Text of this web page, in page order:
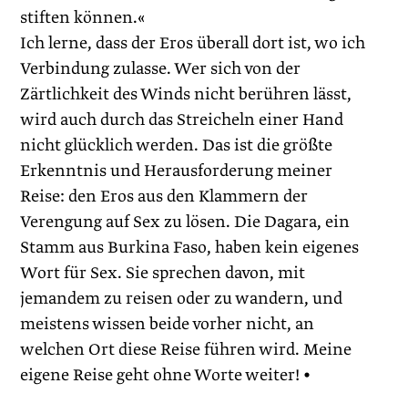
stiften können.«
Ich lerne, dass der Eros überall dort ist, wo ich
Verbindung zulasse. Wer sich von der
Zärtlichkeit des Winds nicht berühren lässt,
wird auch durch das Streicheln einer Hand
nicht glücklich werden. Das ist die größte
Erkenntnis und Herausforderung meiner
Reise: den Eros aus den Klammern der
Verengung auf Sex zu lösen. Die Dagara, ein
Stamm aus Burkina Faso, haben kein eigenes
Wort für Sex. Sie sprechen davon, mit
jemandem zu reisen oder zu wandern, und
meistens wissen beide vorher nicht, an
welchen Ort diese Reise führen wird. Meine
eigene Reise geht ohne Worte weiter! •